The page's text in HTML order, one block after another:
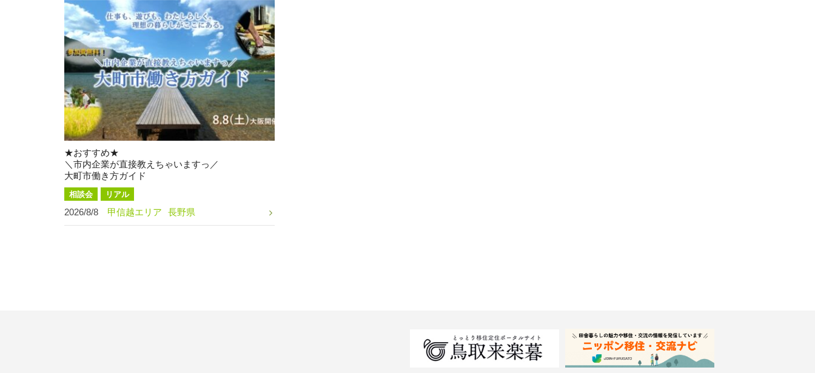
★おすすめ★
＼市内企業が直接教えちゃいますっ／
大町市働き方ガイド
相談会 リアル
2026/8/8 甲信越エリア 長野県